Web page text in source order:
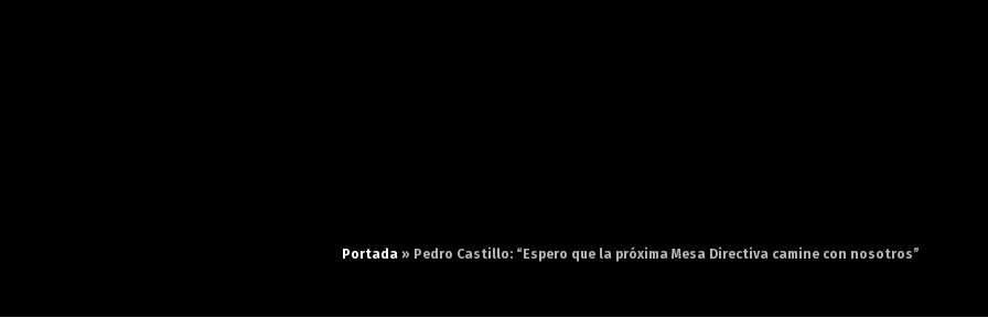
Portada » Pedro Castillo: “Espero que la próxima Mesa Directiva camine con nosotros”